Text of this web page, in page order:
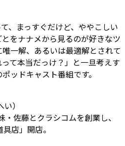
、まっすぐだけど、ややこしい
をナナメから見るのが好きなツ
一解、あるいは最適解とされて
て本当だっけ？」と一旦考えす
ッドキャスト番組です。
）
佐藤とクラシコムを創業し、
店」開店。